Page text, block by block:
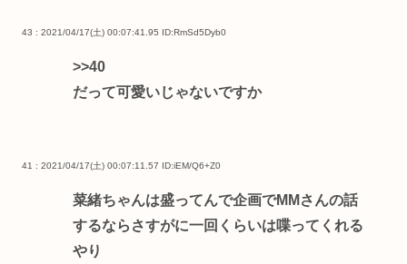
43 : 2021/04/17(土) 00:07:41.95 ID:RmSd5Dyb0
>>40
だって可愛いじゃないですか
41 : 2021/04/17(土) 00:07:11.57 ID:iEM/Q6+Z0
菜緒ちゃんは盛ってんで企画でMMさんの話
するならさすがに一回くらいは喋ってくれる
やり